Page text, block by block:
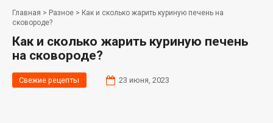
Главная > Разное > Как и сколько жарить куриную печень на
сковороде?
Как и сколько жарить куриную печень
на сковороде?
Свежие рецепты 23 июня, 2023